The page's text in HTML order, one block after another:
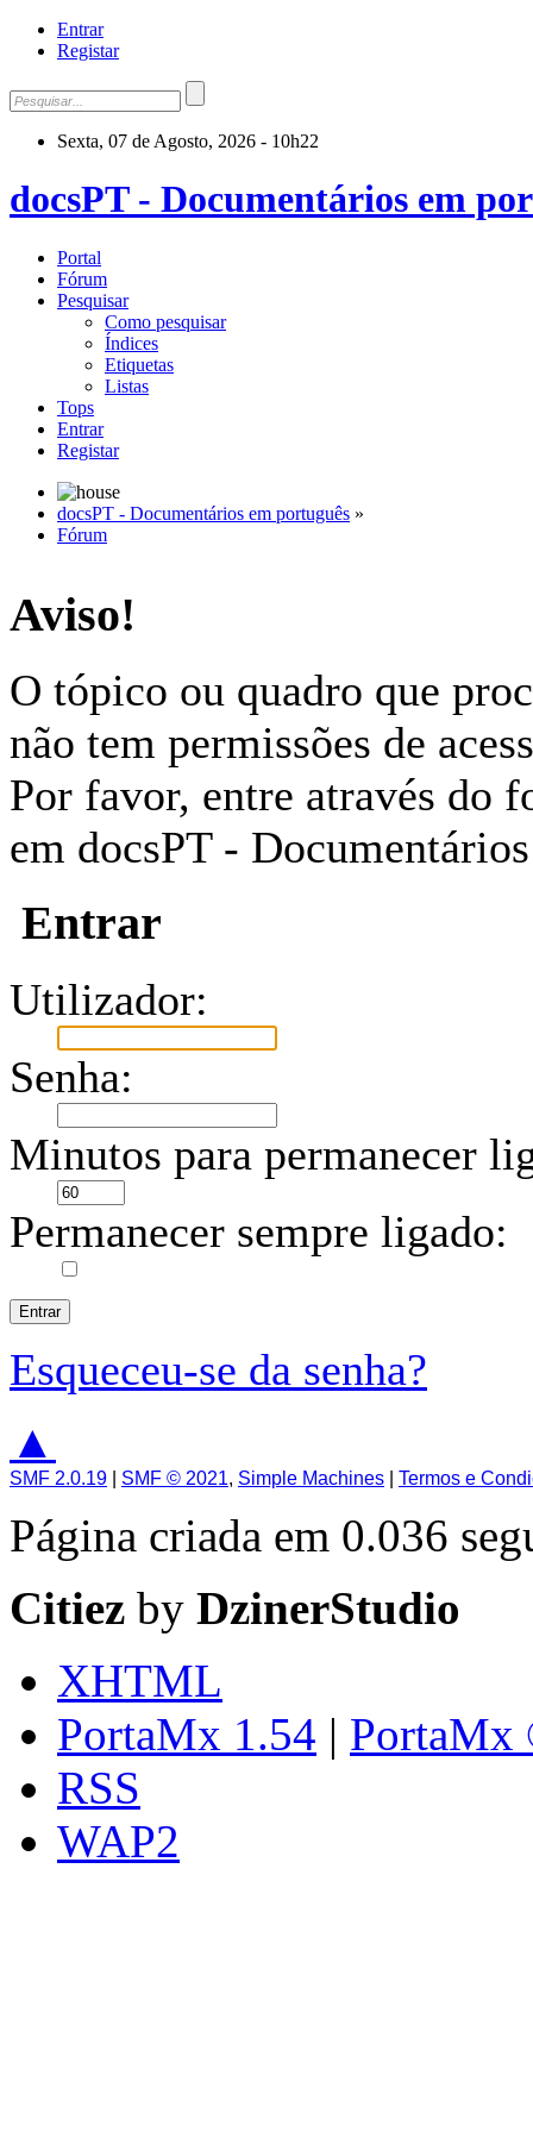
Entrar
Registar
Sexta, 07 de Agosto, 2026 - 10h22
docsPT - Documentários em
Portal
Fórum
Pesquisar
Como pesquisar
Índices
Etiquetas
Listas
Tops
Entrar
Registar
docsPT - Documentários em português »
Fórum
Aviso!
O tópico ou quadro que
não tem permissões de
Por favor, entre através do
em docsPT -
Entrar
Utilizador:
Senha:
Minutos para permanecer
Permanecer sempre ligado:
Esqueceu-se da senha?
▲
SMF 2.0.19 SMF © 2021, Simple Machines Termos e
Página criada em 0.036
Citiez by DzinerStudio
XHTML
PortaMx 1.54 | PortaMx
RSS
WAP2